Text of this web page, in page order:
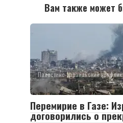
Вам также может
Палестино-израильский
Перемирие в Газе:
договорились о